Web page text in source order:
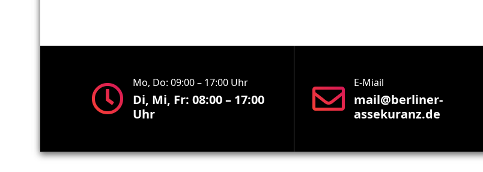
Mo, Do: 09:00 – 17:00 Uhr
Di, Mi, Fr: 08:00 – 17:00
Uhr
E-Miail
mail@berliner-
assekuranz.de